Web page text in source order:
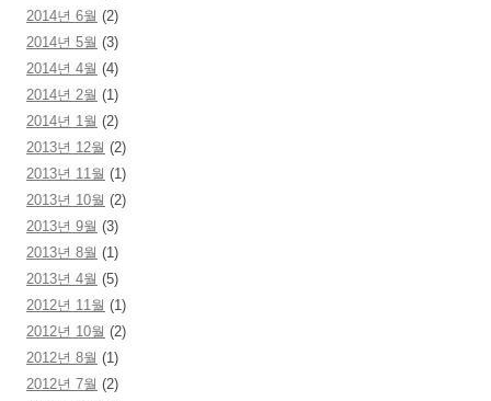
2014년 6월 (2)
2014년 5월 (3)
2014년 4월 (4)
2014년 2월 (1)
2014년 1월 (2)
2013년 12월 (2)
2013년 11월 (1)
2013년 10월 (2)
2013년 9월 (3)
2013년 8월 (1)
2013년 4월 (5)
2012년 11월 (1)
2012년 10월 (2)
2012년 8월 (1)
2012년 7월 (2)